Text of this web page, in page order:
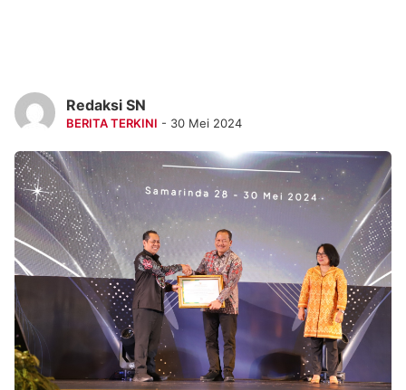
Redaksi SN
BERITA TERKINI - 30 Mei 2024